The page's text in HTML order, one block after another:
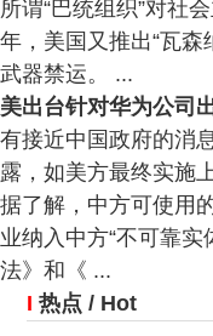
所谓“巴统组织”对社
年，美国又推出“瓦森
武器禁运。 ...
美出台针对华为公司
有接近中国政府的消
露，如美方最终实施
据了解，中方可使用
业纳入中方“不可靠
法》和《 ...
I热点/ Hot